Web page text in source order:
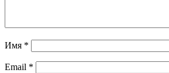
Имя *
Email *